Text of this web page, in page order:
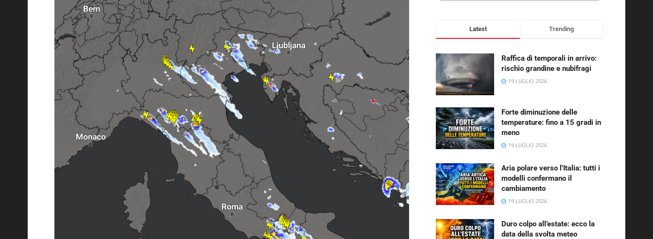
Latest Trending
Raffica di temporali in arrivo:
rischio grandine e nubifragi
19 LUGLIO 2026
Forte diminuzione delle
temperature: fino a 15 gradi in
meno
19 LUGLIO 2026
Aria polare verso l’Italia: tutti i
modelli confermano il
cambiamento
19 LUGLIO 2026
Duro colpo all’estate: ecco la
data della svolta meteo